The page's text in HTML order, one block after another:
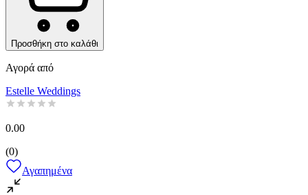
Προσθήκη στο καλάθι
Αγορά από
Estelle Weddings
0.00
(0)
Αγαπημένα